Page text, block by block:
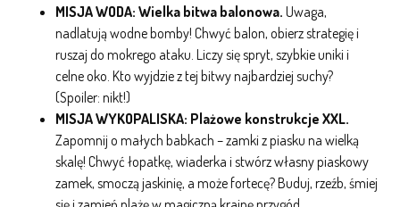
MISJA WODA: Wielka bitwa balonowa.Uwaga,
nadlatują wodne bomby! Chwyć balon, obierz strategię i
ruszaj do mokrego ataku. Liczy się spryt, szybkie uniki i
celne oko. Kto wyjdzie z tej bitwy najbardziej suchy?
(Spoiler: nikt!)
MISJA WYKOPALISKA: Plażowe konstrukcje XXL.
Zapomnij o małych babkach – zamki z piasku na wielką
skalę! Chwyć łopatkę, wiaderka i stwórz własny piaskowy
zamek, smoczą jaskinię, a może fortecę? Buduj, rzeźb, śmiej